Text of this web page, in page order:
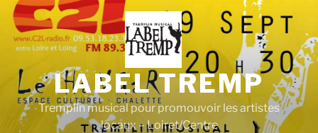
Aller
contenu
LABEL TREMP
Tremplin musical pour promouvoir les artistes
locaux – Loiret/Centre